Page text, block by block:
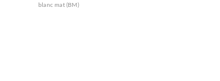
blanc mat (BM)